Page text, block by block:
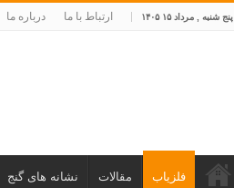
پنج شنبه , مرداد ۱۵ ۱۴۰۵ ارتباط با ما درباره ما
فلزیاب مقالات نشانه های گنج